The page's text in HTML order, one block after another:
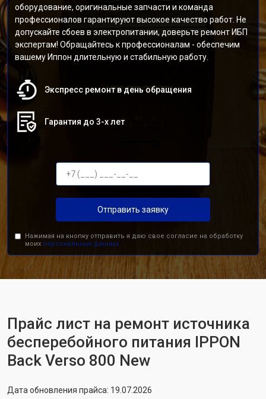
оборудование, оригинальные запчасти и команда
профессионалов гарантируют высокое качество работ. Не
допускайте сбоев в электропитании, доверьте ремонт ИБП
экспертам! Обращайтесь к профессионалам - обеспечим
вашему Иппон длительную и стабильную работу.
Экспресс ремонт в день обращения
Гарантия до 3-х лет
Отправить заявку
Нажимая на кнопку отправить я даю свое согласие на обработку
моих персональных данных.
Прайс лист на ремонт источника
бесперебойного питания IPPON
Back Verso 800 New
Дата обновления прайса: 19.07.2026